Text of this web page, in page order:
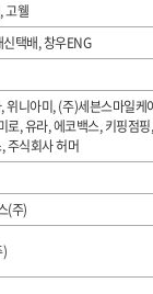
고웰
택배, 창우ENG
니아미, (주)세븐스마일케
, 유라, 에코백스, 키핑점
주식회사 허머
(주)